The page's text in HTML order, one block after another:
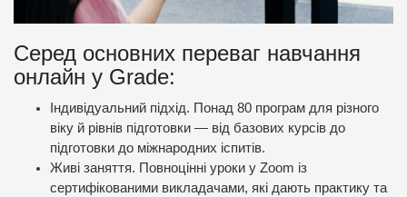
Серед основних переваг навчання
онлайн у Grade:
Індивідуальний підхід. Понад 80 програм для різного
віку й рівнів підготовки — від базових курсів до
підготовки до міжнародних іспитів.
Живі заняття. Повноцінні уроки у Zoom із
сертифікованими викладачами, які дають практику та